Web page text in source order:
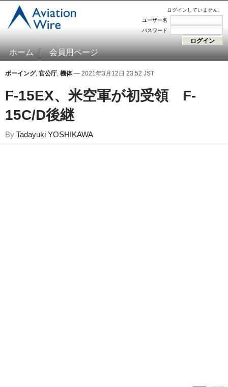
ログインしていません。
ユーザー名
パスワード
ホーム 会員用ページ
ボーイング, 官公庁, 機体— 2021年3月12日 23:52 JST
F-15EX、米空軍が初受領 F-
15C/D後継
By Tadayuki YOSHIKAWA